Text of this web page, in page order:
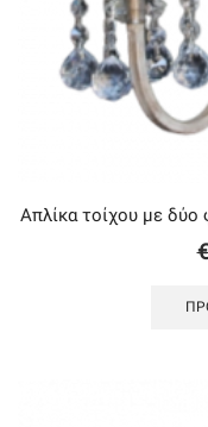
Απλίκα τοίχου με
€